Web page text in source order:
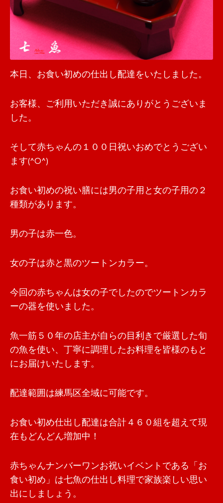
本日、お食い初めの仕出し配達をいたしました。
お客様、ご利用いただき誠にありがとうございま
した。
そして赤ちゃんの１００日祝いおめでとうござい
ます(^O^)
お食い初めの祝い膳には男の子用と女の子用の２
種類があります。
男の子は赤一色。
女の子は赤と黒のツートンカラー。
今回の赤ちゃんは女の子でしたのでツートンカラ
ーの器を使いました。
魚一筋５０年の店主が自らの目利きで厳選した旬
の魚を使い、丁寧に調理したお料理を皆様のもと
にお届けいたします。
配達範囲は練馬区全域に可能です。
お食い初め仕出し配達は合計４６０組を超えて現
在もどんどん増加中！
赤ちゃんナンバーワンお祝いイベントである「お
食い初め」は七魚の仕出し料理で家族楽しい思い
出にしましょう。